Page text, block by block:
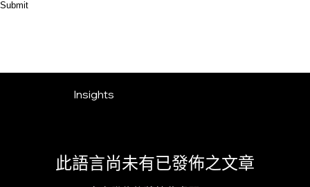
Submit
Insights
此語言尚未有已發佈之文章